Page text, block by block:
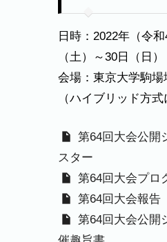
日時：2022年（令
（土）～30日（日）
会場：東京大学駒場
（ハイブリッド方式
第64回大会公開
スター
第64回大会プロ
第64回大会報告
第64回大会公開